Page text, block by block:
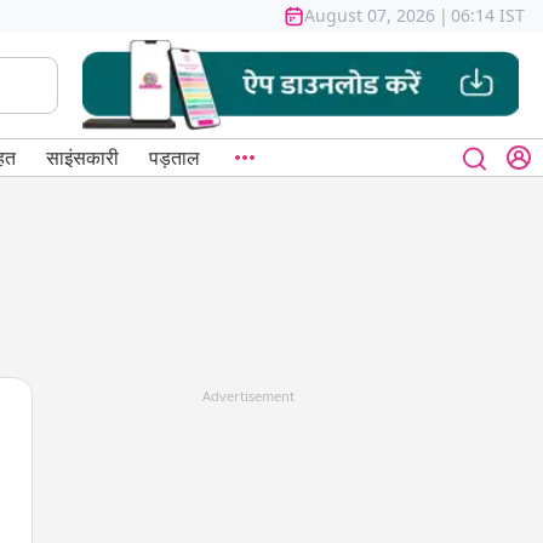
August 07, 2026 | 06:14 IST
साइंसकारी पड़ताल
Advertisement